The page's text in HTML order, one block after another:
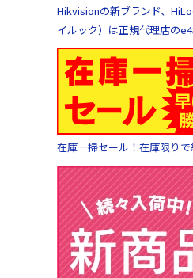
Hikvisionの新ブランド、
イルック）は正規代理店の
在庫一掃セール！在庫限りで